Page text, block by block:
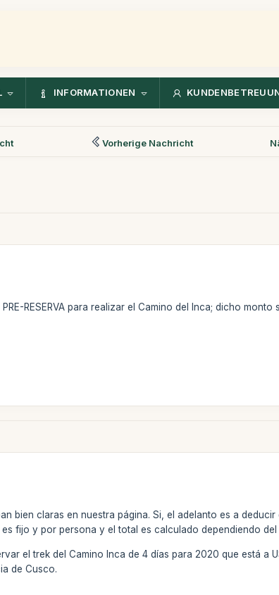
INFORMATIONEN
Vorherige Nachricht
RESERVA para realizar el Camino del Inca; dicho
bien claras en nuestra página. Si, el adelanto es a
fijo y por persona y el total es calculado dependiendo
el trek del Camino Inca de 4 días para 2020 que está a
de Cusco.